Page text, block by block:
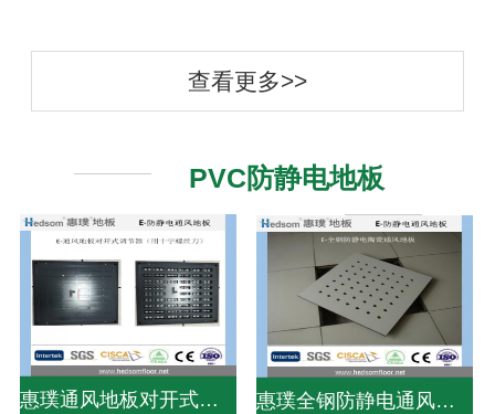
查看更多>>
PVC防静电地板
惠璞通风地板对开式风量调节器 惠璞全钢防静电通风地板-31%通风率